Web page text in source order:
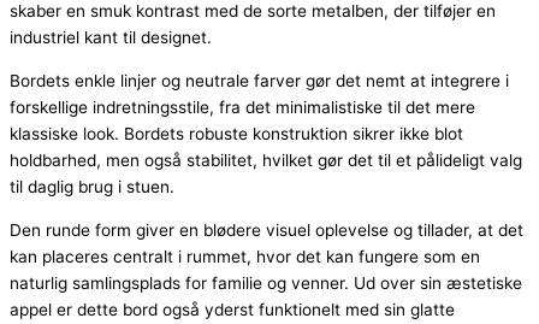
skaber en smuk kontrast med de sorte metalben, der tilføjer en
industriel kant til designet.
Bordets enkle linjer og neutrale farver gør det nemt at integrere i
forskellige indretningsstile, fra det minimalistiske til det mere
klassiske look. Bordets robuste konstruktion sikrer ikke blot
holdbarhed, men også stabilitet, hvilket gør det til et pålideligt valg
til daglig brug i stuen.
Den runde form giver en blødere visuel oplevelse og tillader, at det
kan placeres centralt i rummet, hvor det kan fungere som en
naturlig samlingsplads for familie og venner. Ud over sin æstetiske
appel er dette bord også yderst funktionelt med sin glatte